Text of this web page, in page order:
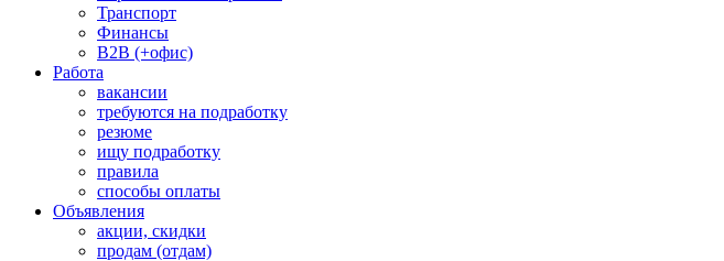
Транспорт
Финансы
B2B (+офис)
Работа
вакансии
требуются на подработку
резюме
ищу подработку
правила
способы оплаты
Объявления
акции, скидки
продам (отдам)